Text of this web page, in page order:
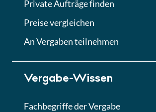
Lektion 6
Abgabe von Angeboten
Lektion
Lektion 7
Finales Quiz
Private Aufträge finden
Preise vergleichen
An Vergaben teilnehmen
Vergabe-Wissen
Fachbegriffe der Vergabe